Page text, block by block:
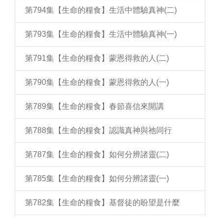
第794集【生命的糧食】生活中體驗真神(二)
第793集【生命的糧食】生活中體驗真神(一)
第791集【生命的糧食】蒙恩得救的人(二)
第790集【生命的糧食】蒙恩得救的人(一)
第789集【生命的糧食】春節喜信來開講
第788集【生命的糧食】認識真神與祂同行
第787集【生命的糧食】如何分辨諸靈(二)
第785集【生命的糧食】如何分辨諸靈(一)
第782集【生命的糧食】基督徒的盼望是什麼